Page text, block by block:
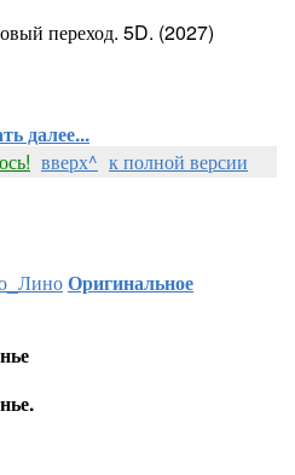
переход. 5D. (2027)
далее...
вверх^ к полной версии
Оригинальное